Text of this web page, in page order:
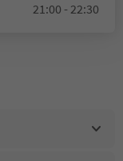
21:00 - 22:30